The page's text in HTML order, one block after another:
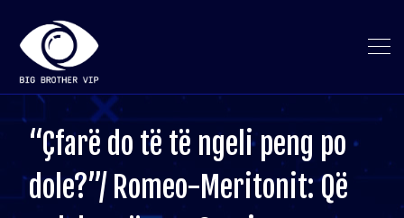
“Çfarë do të të ngeli peng po
dole?”/ Romeo-Meritonit: Që